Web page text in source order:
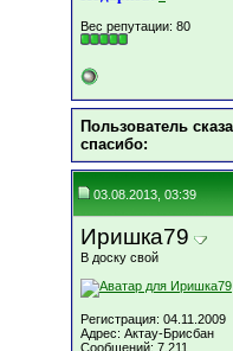
Вес репутации: 80
Пользователь
cпасибо:
03.08.2013, 03:39
Иришка79
В доску свой
Регистрация: 04.11.2009
Адрес: Актау-Брисбан
Сообщений: 7,211